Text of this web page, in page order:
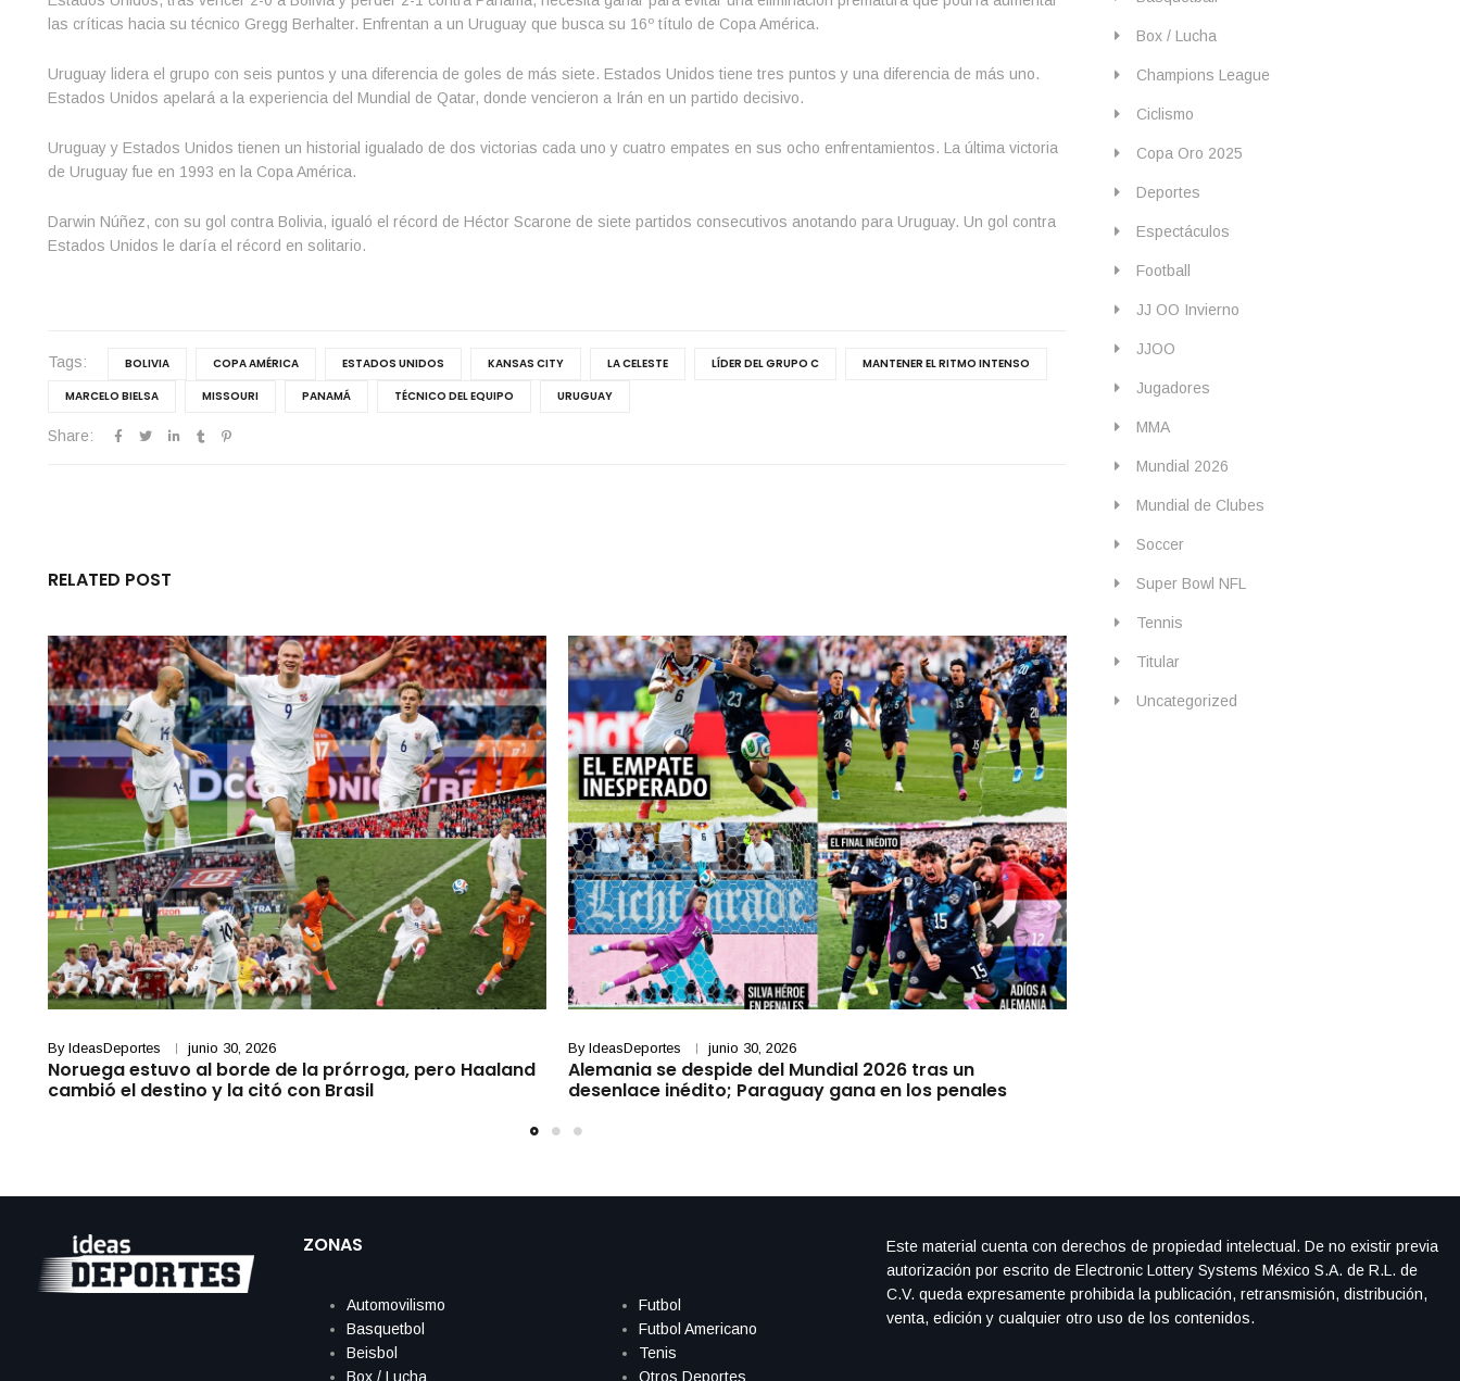
las críticas hacia su técnico Gregg Berhalter. Enfrentan a un Uruguay que busca su 16º título de Copa América.
Uruguay lidera el grupo con seis puntos y una diferencia de goles de más siete. Estados Unidos tiene tres puntos y una diferencia de más uno.
Estados Unidos apelará a la experiencia del Mundial de Qatar, donde vencieron a Irán en un partido decisivo.
Uruguay y Estados Unidos tienen un historial igualado de dos victorias cada uno y cuatro empates en sus ocho enfrentamientos. La última victoria
de Uruguay fue en 1993 en la Copa América.
Darwin Núñez, con su gol contra Bolivia, igualó el récord de Héctor Scarone de siete partidos consecutivos anotando para Uruguay. Un gol contra
Estados Unidos le daría el récord en solitario.
Tags: BOLIVIA COPA AMÉRICA ESTADOS UNIDOS KANSAS CITY LA CELESTE LÍDER DEL GRUPO C
MANTENER EL RITMO INTENSO
MARCELO BIELSA
MISSOURI PANAMÁ TÉCNICO DEL EQUIPO URUGUAY
Share:
RELATED POST
By IdeasDeportes junio 30, 2026
Noruega estuvo al borde de la prórroga, pero Haaland
cambió el destino y la citó con Brasil
By IdeasDeportes junio 30, 2026
Alemania se despide del Mundial 2026 tras un
desenlace inédito; Paraguay gana en los penales
Box / Lucha
Champions League
Ciclismo
Copa Oro 2025
Deportes
Espectáculos
Football
JJ OO Invierno
JJOO
Jugadores
MMA
Mundial 2026
Mundial de Clubes
Soccer
Super Bowl NFL
Tennis
Titular
Uncategorized
ZONAS
Automovilismo
Basquetbol
Beisbol
Box / Lucha
Futbol
Futbol Americano
Tenis
Otros Deportes
Este material cuenta con derechos de propiedad intelectual. De no existir previa
autorización por escrito de Electronic Lottery Systems México S.A. de R.L. de
C.V. queda expresamente prohibida la publicación, retransmisión, distribución,
venta, edición y cualquier otro uso de los contenidos.